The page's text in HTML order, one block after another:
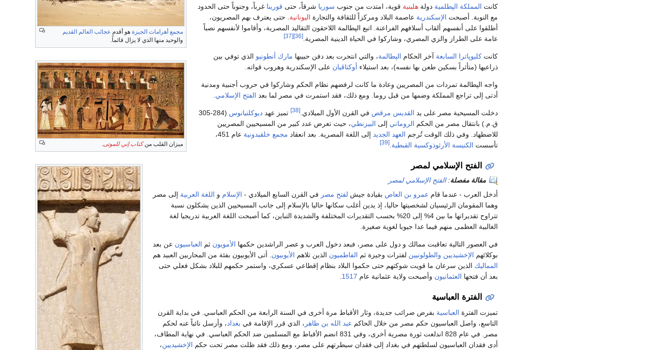
مجمع أهرامات الجيزة هو أقدم عجائب العالم القديم
والوحيد منها الذي لا يزال قائماً.
ميزان القلب منكتاب إني للموتى
كانت المملكة الپطلمية دولة هلينية قوية، امتدت من جنوب سوريا شرقاً، حتى قورينا غرباً، وجنوباً حتى الحدود
مع النوبة. أصبحت الإسكندرية عاصمة البلاد ومركزاً للثقافة والتجارة اليونانية . حتى يعترف بهم المصريون،
أطلقوا على أنفسهم ألقاب أسلافهم الفراعنة. اتبع الپطالمة اللاحقون التقاليد المصرية، وأقاموا لأنفسهم نصباً
عامة على الطراز والزي المصري، وشاركوا في الحياة الدينية المصرية. [36]
[37]
كانت كليوپاترا السابعة آخر الحكام الپطالمة، والتي انتحرت بعد دفن حبيبها مارك أنطونيو الذي توفي بين
ذراعيها (متأثراً بسكين طعن بها نفسه)، بعد استيلاء أوكتاڤيان على الإسكندرية وهروب قواته.
واجه الپطالمة تمردات من المصريين وعادة ما كانت لرفضهم نظام الحكم وشاركوا في حروب أجنبية ومدنية
أدتى إلى تراجع المملكة وضمها من قبل روما. ومع ذلك، فقد استمرت في مصر لما بعد الفتح الإسلامي
دخلت المسيحية مصر على يد القديس مرقص في القرن الأول الميلادي. [38] تميز عهد ديوكلتيانوس
(284-305
ق.م.) بانتقال مصر من الحكم الروماني إلى البيزنطي، حيث تعرض عدد كبير من المسيحيين المصريين
للاضطهاد. وفي ذلك الوقت تُرجم العهد الجديد إلى اللغة المصرية. بعد انعقاد مجمع خلقيدونية
عام 451،
تأسست الكنيسة الأرثوذوكسية القبطية [39]
الفتح الإسلامي لمصر
مقالة مفصلة:الفتح الإسلامي لمصر
أدخل العرب - عندما قام عمرو بن العاص بقيادة جيش لفتح مصر في القرن السابع الميلادي - الإسلام و اللغة العربية إلى مصر
وهما المقومان الرئيسيان لشخصيتها حاليا، إذ يدين أغلب سكانها حاليا بالإسلام إلى جانب المسيحيين الذين يشكلون نسبة
تتراوح تقديراتها ما بين 4% إلى 20% بحسب التقديرات المختلفة والشديدة التباين، كما أصبحت اللغة العربية تدريجيا لغة
الغالبية العظمى منهم فيما عدا جيوبا لغوية صغيرة.
في العصور التالية تعاقبت ممالك و دول على مصر، فبعد دخول العرب و عصر الراشدين حكمها الأمويون ثم العباسيون عن بعد
بوكلائهم الإخشيديين والطولونيين لفترات وجيزة ثم الفاطميون الذين تلاهم الأيوبيون . أتى الأيوبيون بفئة من المحاربين العبيد هم
المماليك الذين سرعان ما قويت شوكتهم حتى حكموا البلاد بنظام إقطاعي عسكري، واستمر حكمهم للبلاد بشكل فعلي حتى
بعد أن فتحها العثمانيون وأصبحت ولاية عثمانية عام 1517
الفترة العباسية
تميزت الفترة العباسية بفرض ضرائب جديدة، وثار الأقباط مرة أخرى في السنة الرابعة من الحكم العباسي. في بداية القرن
التاسع، واصل العباسيون حكم مصر من خلال الحاكم عبد الله بن طاهر ، الذي قرر الإقامة في بغداد، وأرسل نائباً عنه لحكم
مصر. في عام 828 اندلعت ثورة مصرية أخرى، وفي 831 انضم الأقباط مع المسلمين ضد الحكم العباسي. في نهاية المطاف،
أدى فقدان العباسيون لسلطتهم في بغداد إلى فقدان سيطرتهم على مصر، ومع ذلك فقد ظلت مصر تحت حكم الإخشيديين،